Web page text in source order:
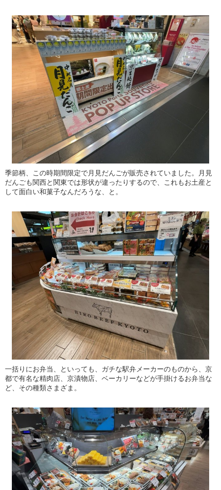
季節柄、この時期間限定で月見だんごが販売されていました。月見
だんごも関西と関東では形状が違ったりするので、これもお土産と
して面白い和菓子なんだろうな、と。
一括りにお弁当、といっても、ガチな駅弁メーカーのものから、京
都で有名な精肉店、京漬物店、ベーカリーなどが手掛けるお弁当な
ど、その種類さまざま。